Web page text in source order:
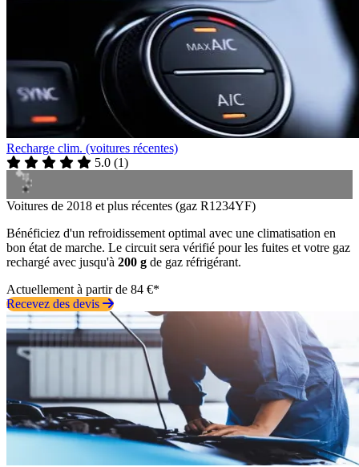
Recharge clim. (voitures récentes)
5.0 (1)
Voitures de 2018 et plus récentes (gaz R1234YF)
Bénéficiez d'un refroidissement optimal avec une climatisation en
bon état de marche. Le circuit sera vérifié pour les fuites et votre gaz
rechargé avec jusqu'à 200 g de gaz réfrigérant.
Actuellement à partir de 84 €*
Recevez des devis